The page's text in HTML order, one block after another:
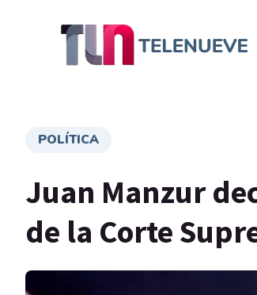
POLÍTICA
Juan Manzur
de la Corte